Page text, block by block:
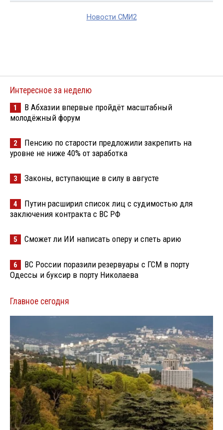
Новости СМИ2
Интересное за неделю
1
В Абхазии впервые пройдёт масштабный
молодёжный форум
2
Пенсию по старости предложили закрепить на
уровне не ниже 40% от заработка
3 Законы, вступающие в силу в августе
4
Путин расширил список лиц с судимостью для
заключения контракта с ВС РФ
5 Сможет ли ИИ написать оперу и спеть арию
6
ВС России поразили резервуары с ГСМ в порту
Одессы и буксир в порту Николаева
Главное сегодня